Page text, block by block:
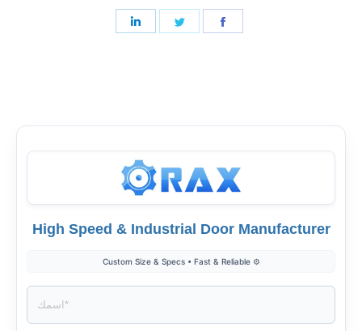
High Speed & Industrial Door Manufacturer
⚙️ Custom Size & Specs • Fast & Reliable